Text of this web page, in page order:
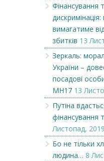
Фінансування
вимагатиме
збитків 13
Зеркаль:
України –
посадові
МН17 13
Путіна
фінансування
Листопад,
Бо не тільки
людина… 8